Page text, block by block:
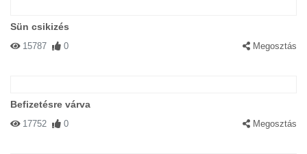
Sün csikizés
15787 0 Megosztás
Befizetésre várva
17752 0 Megosztás